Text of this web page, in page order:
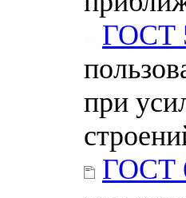
ГОСТ
при
ГОСТ